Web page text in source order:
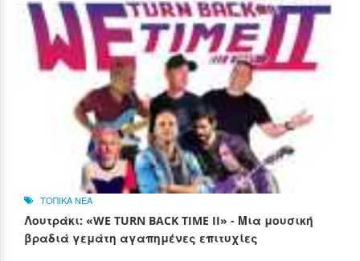
ΤΟΠΙΚΑ ΝΕΑ
Λουτράκι: «WE TURN BACK TIME II» - Μια μουσική
βραδιά γεμάτη αγαπημένες επιτυχίες